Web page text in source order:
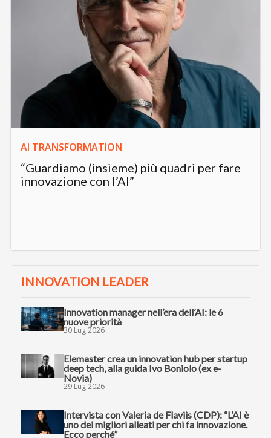
AI TRANSFORMATION
“Guardiamo (insieme) più quadri per fare
innovazione con l’AI”
INNOVATION LEADER
Innovation manager nell’era dell’AI: le 6
nuove priorità
30 Lug 2026
Elemaster crea un innovation hub per startup
deep tech, alla guida Ivo Boniolo (ex e-
Novia)
29 Lug 2026
Intervista con Valeria de Flaviis (CDP): “L’AI è
uno dei migliori alleati per chi fa innovazione.
Ecco perché”